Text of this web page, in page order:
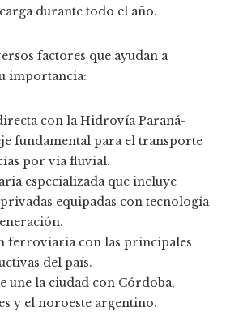
durante todo el año.
factores que ayudan a
importancia:
con la Hidrovía Paraná-
fundamental para el transporte
por vía fluvial.
especializada que incluye
equipadas con tecnología
ferroviaria con las principales
del país.
une la ciudad con Córdoba,
y el noroeste argentino.